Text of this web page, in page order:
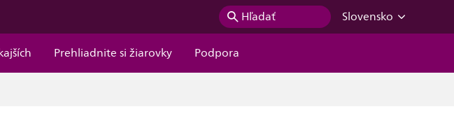
Hľadať
Slovensko
Prehliadnite si žiarovky Podpora